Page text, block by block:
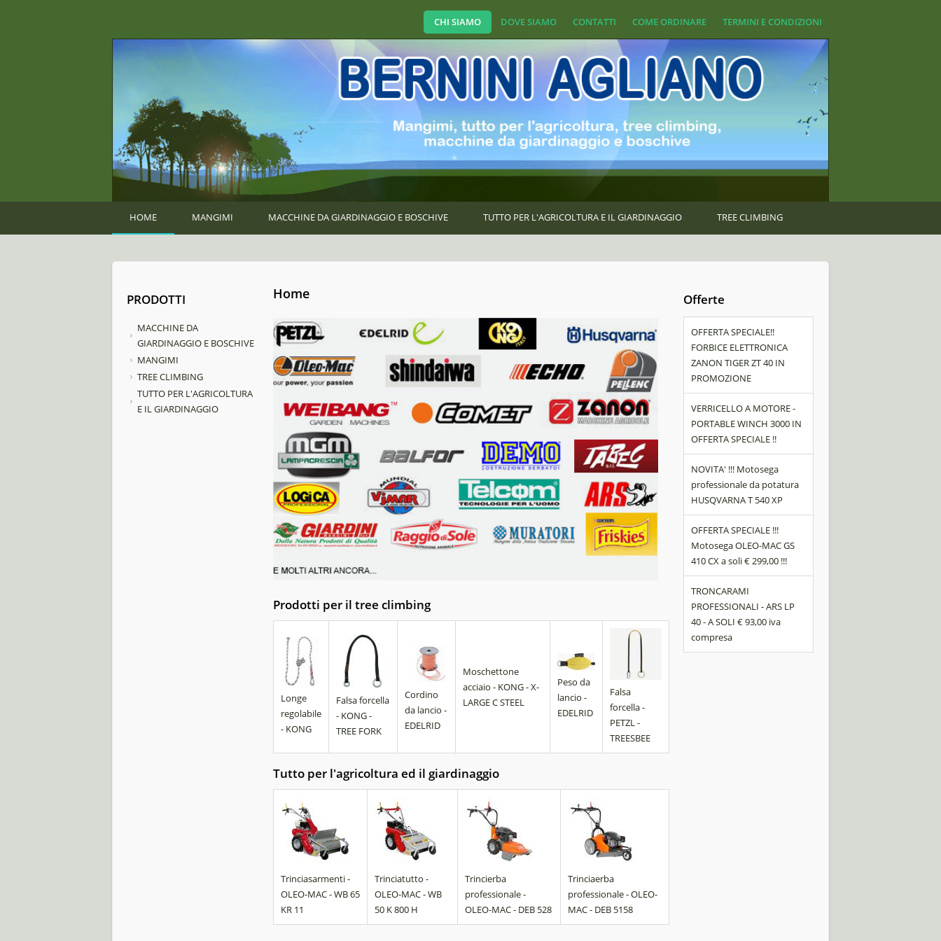
CHI SIAMO DOVE SIAMO CONTATTI COME ORDINARE TERMINI E CONDIZIONI
HOME MANGIMI MACCHINE DA GIARDINAGGIO E BOSCHIVE TUTTO PER L'AGRICOLTURA E IL GIARDINAGGIO TREE CLIMBING
Home
Prodotti per il tree climbing
Longe
regolabile
- KONG
Falsa forcella
- KONG -
TREE FORK
Cordino
da lancio -
EDELRID
Moschettone
acciaio - KONG - X-
LARGE C STEEL
Peso da
lancio -
EDELRID
Falsa
forcella -
PETZL -
TREESBEE
Tutto per l'agricoltura ed il giardinaggio
Trinciasarmenti -
OLEO-MAC - WB 65
KR 11
Trinciatutto -
OLEO-MAC - WB
50 K 800 H
Trincierba
professionale -
OLEO-MAC - DEB 528
Trinciaerba
professionale - OLEO-
MAC - DEB 5158
PRODOTTI
MACCHINE DA
GIARDINAGGIO E BOSCHIVE
MANGIMI
TREE CLIMBING
TUTTO PER L'AGRICOLTURA
E IL GIARDINAGGIO
Offerte
OFFERTA SPECIALE!!
FORBICE ELETTRONICA
ZANON TIGER ZT 40 IN
PROMOZIONE
VERRICELLO A MOTORE -
PORTABLE WINCH 3000 IN
OFFERTA SPECIALE !!
NOVITA' !!! Motosega
professionale da potatura
HUSQVARNA T 540 XP
OFFERTA SPECIALE !!!
Motosega OLEO-MAC GS
410 CX a soli € 299,00 !!!
TRONCARAMI
PROFESSIONALI - ARS LP
40 - A SOLI € 93,00 iva
compresa